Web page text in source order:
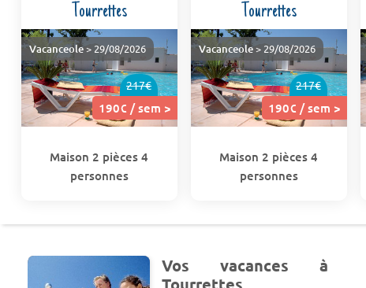
Tourrettes
217€
190€ / sem >
Vacanceole> 29/08/2026
Maison 2 pièces 4
personnes
Tourrettes
217€
190€ / sem >
Vacanceole> 29/08/2026
Maison 2 pièces 4
personnes
Vos vacances à